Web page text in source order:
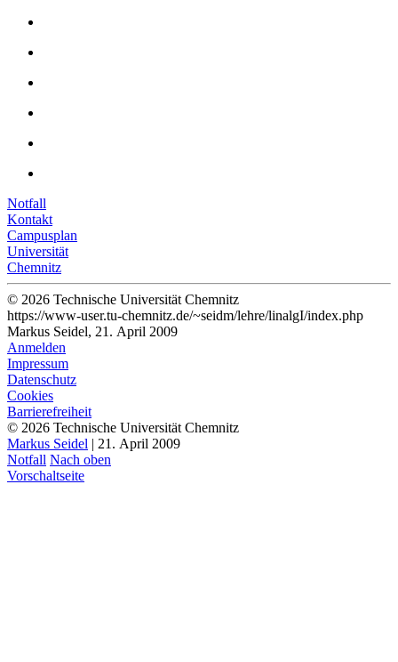
Notfall
Kontakt
Campusplan
Universität
Chemnitz
© 2026 Technische Universität Chemnitz
https://www-user.tu-chemnitz.de/~seidm/lehre/linalgI/index.php
Markus Seidel, 21. April 2009
Anmelden
Impressum
Datenschutz
Cookies
Barrierefreiheit
© 2026 Technische Universität Chemnitz
Markus Seidel | 21. April 2009
Notfall Nach oben
Vorschaltseite